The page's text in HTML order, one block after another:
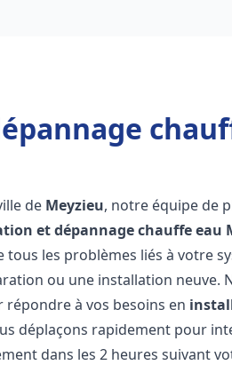
de Meyzieu, notre équipe de
et dépannage chauffe eau
tous les problèmes liés à votre
ou une installation neuve.
répondre à vos besoins en
déplaçons rapidement pour
dans les 2 heures suivant